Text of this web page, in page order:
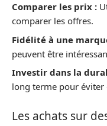
Comparer les prix :
comparer les offres.
Fidélité à une
peuvent être
Investir dans la
long terme pour éviter
Les achats sur